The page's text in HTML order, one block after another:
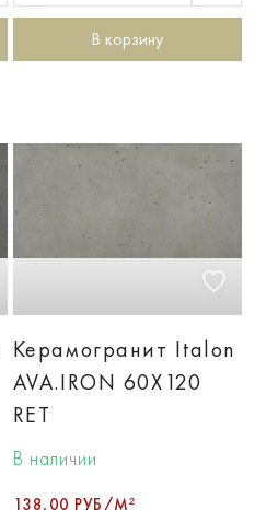
В корзину
Керамогранит Italon
AVA.IRON 60X120
RET
В наличии
138,00 РУБ/М²